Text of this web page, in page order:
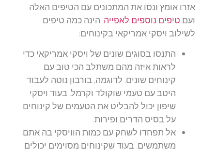
אזרו אומץ ונסו את המתכונים עם הטיפים האלה
ועםטיפים נוספים לאפייה. הינה כמה טיפים
לשילוב ויסקי אמריקאי בקינוחים:
התנסו בסוגים שונים של ויסקי אמריקאי כדי
לראות איזה מהם משתלב הכי טוב עם
קינוחים שונים. לדוגמה, בורבון נוטה לעבוד
היטב עם טעמי שוקולד וקרמל, בעוד ויסקי
שיפון יכול להבליט את הטעמים של קינוחים
על בסיס הדרים ופירות.
אל תפחדו לשחק עם כמות הוויסקי בה אתם
משתמשים. בעוד שקינוחים מסוימים יכולים